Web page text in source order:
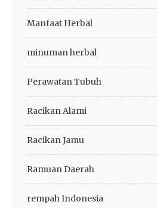
Manfaat Herbal
minuman herbal
Perawatan Tubuh
Racikan Alami
Racikan Jamu
Ramuan Daerah
rempah Indonesia